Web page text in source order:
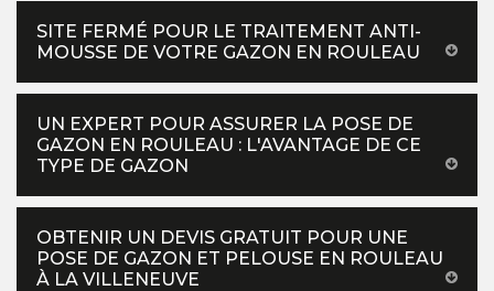
SITE FERMÉ POUR LE TRAITEMENT ANTI-
MOUSSE DE VOTRE GAZON EN ROULEAU
UN EXPERT POUR ASSURER LA POSE DE
GAZON EN ROULEAU : L'AVANTAGE DE CE
TYPE DE GAZON
OBTENIR UN DEVIS GRATUIT POUR UNE
POSE DE GAZON ET PELOUSE EN ROULEAU
À LA VILLENEUVE